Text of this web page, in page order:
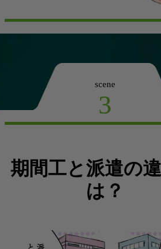
scene
3
期間工と派遣の
は？